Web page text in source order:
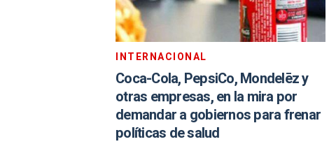
INTERNACIONAL
Coca-Cola, PepsiCo, Mondelēz y
otras empresas, en la mira por
demandar a gobiernos para frenar
políticas de salud